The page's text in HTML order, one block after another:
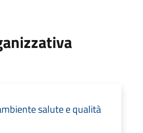
salute e qualità